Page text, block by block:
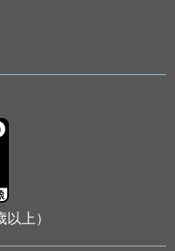
上）